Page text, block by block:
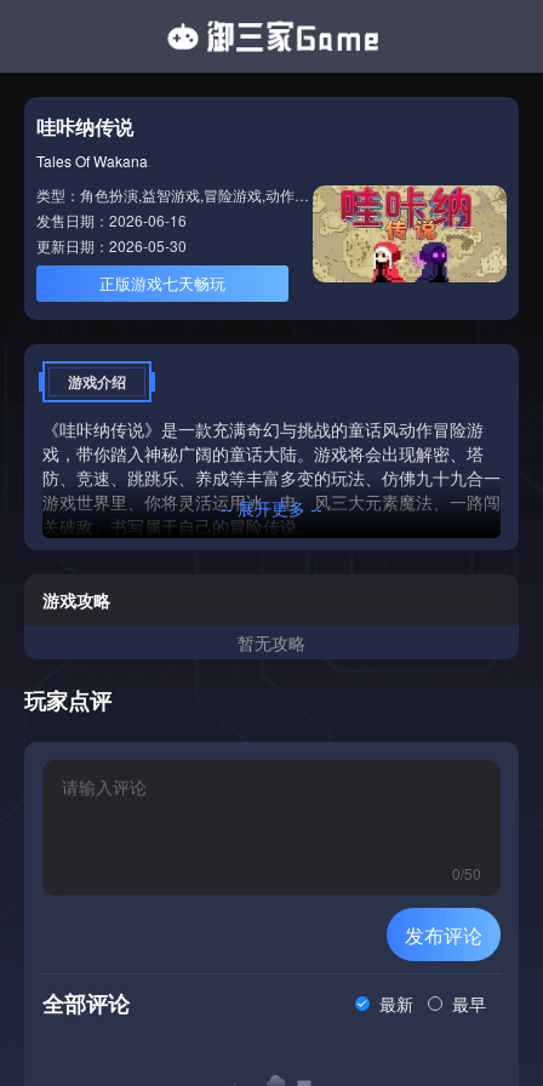
哇咔纳传说
Tales Of Wakana
类型：角色扮演,益智游戏,冒险游戏,动作游戏
发售日期：2026-06-16
更新日期：2026-05-30
正版游戏七天畅玩
游戏介绍
《哇咔纳传说》是一款充满奇幻与挑战的童话风动作冒险游
戏，带你踏入神秘广阔的童话大陆。游戏将会出现解密、塔
防、竞速、跳跳乐、养成等丰富多变的玩法、仿佛九十九合一
游戏世界里、你将灵活运用冰、电、风三大元素魔法、一路闯
关破敌、书写属于自己的冒险传说。
-- 展开更多 --
游戏攻略
暂无攻略
玩家点评
0/50
发布评论
全部评论 最新 最早